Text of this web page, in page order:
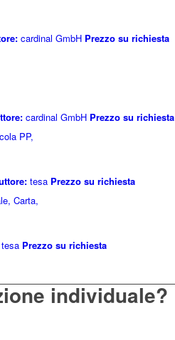
cardinal GmbH Prezzo su richiesta
cardinal GmbH Prezzo su richiesta
tesa Prezzo su richiesta
tesa Prezzo su richiesta
individuale?